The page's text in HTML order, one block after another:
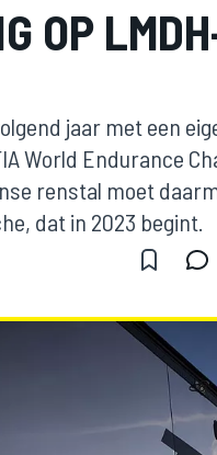
OP
jaar met een
World Endurance
renstal moet
dat in 2023 begint.